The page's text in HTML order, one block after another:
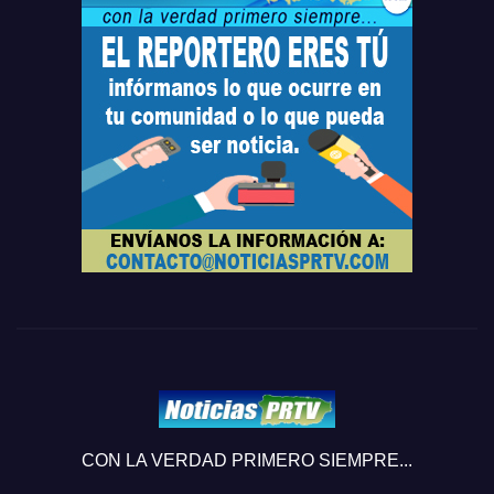
CON LA VERDAD PRIMERO SIEMPRE...